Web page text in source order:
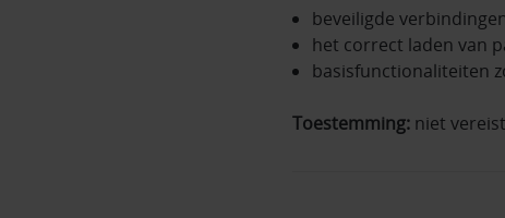
beveiligde
het correct laden van
basisfunctionaliteiten
Toestemming: niet